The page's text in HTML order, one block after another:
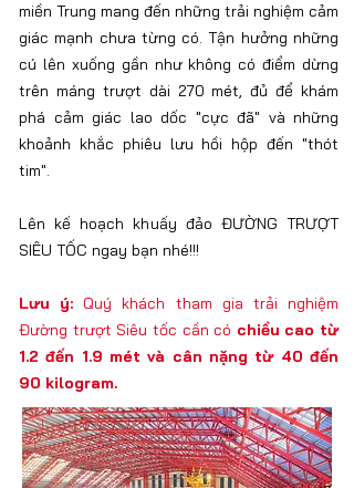
miền Trung mang đến những trải nghiệm cảm
giác mạnh chưa từng có. Tận hưởng những
cú lên xuống gần như không có điểm dừng
trên máng trượt dài 270 mét, đủ để khám
phá cảm giác lao dốc "cực đã" và những
khoảnh khắc phiêu lưu hồi hộp đến "thót
tim".
Lên kế hoạch khuấy đảo ĐƯỜNG TRƯỢT
SIÊU TỐC ngay bạn nhé!!!
Lưu ý:Quý khách tham gia trải nghiệm
Đường trượt Siêu tốc cần có chiều cao từ
1.2 đến 1.9 mét và cân nặng từ 40 đến
90 kilogram.